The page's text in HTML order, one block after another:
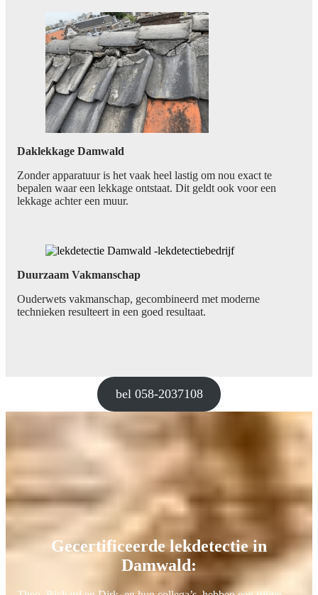
Daklekkage Damwald
Zonder apparatuur is het vaak heel lastig om nou exact te
bepalen waar een lekkage ontstaat. Dit geldt ook voor een
lekkage achter een muur.
Duurzaam Vakmanschap
Ouderwets vakmanschap, gecombineerd met moderne
technieken resulteert in een goed resultaat.
bel 058-2037108
Gecertificeerde lekdetectie in
Damwald: